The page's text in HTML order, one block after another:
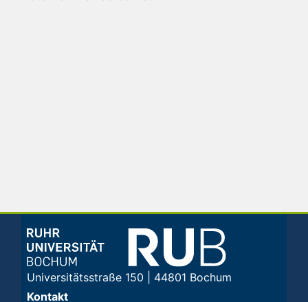
Universitätsstraße 150 | 44801 Bochum
Kontakt